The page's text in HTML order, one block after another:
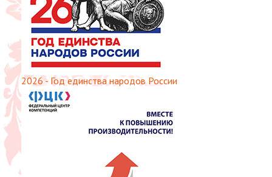
2026 - Год единства народов России